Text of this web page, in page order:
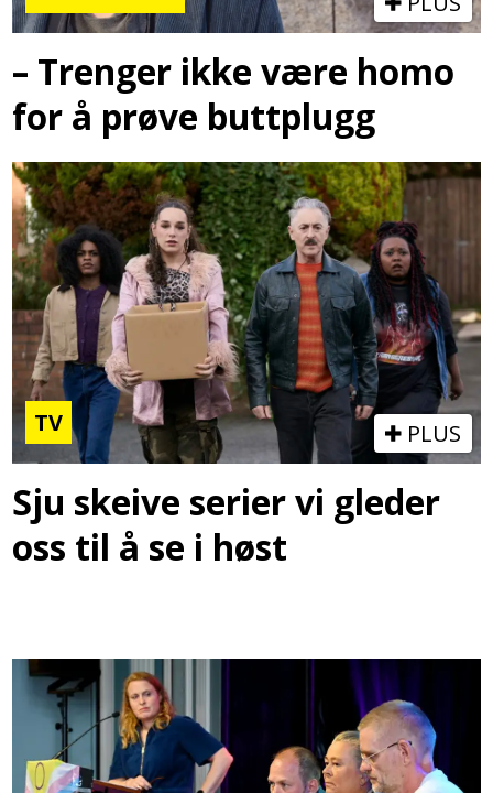
– Trenger ikke være homo
for å prøve buttplugg
TV PLUS
Sju skeive serier vi gleder
oss til å se i høst